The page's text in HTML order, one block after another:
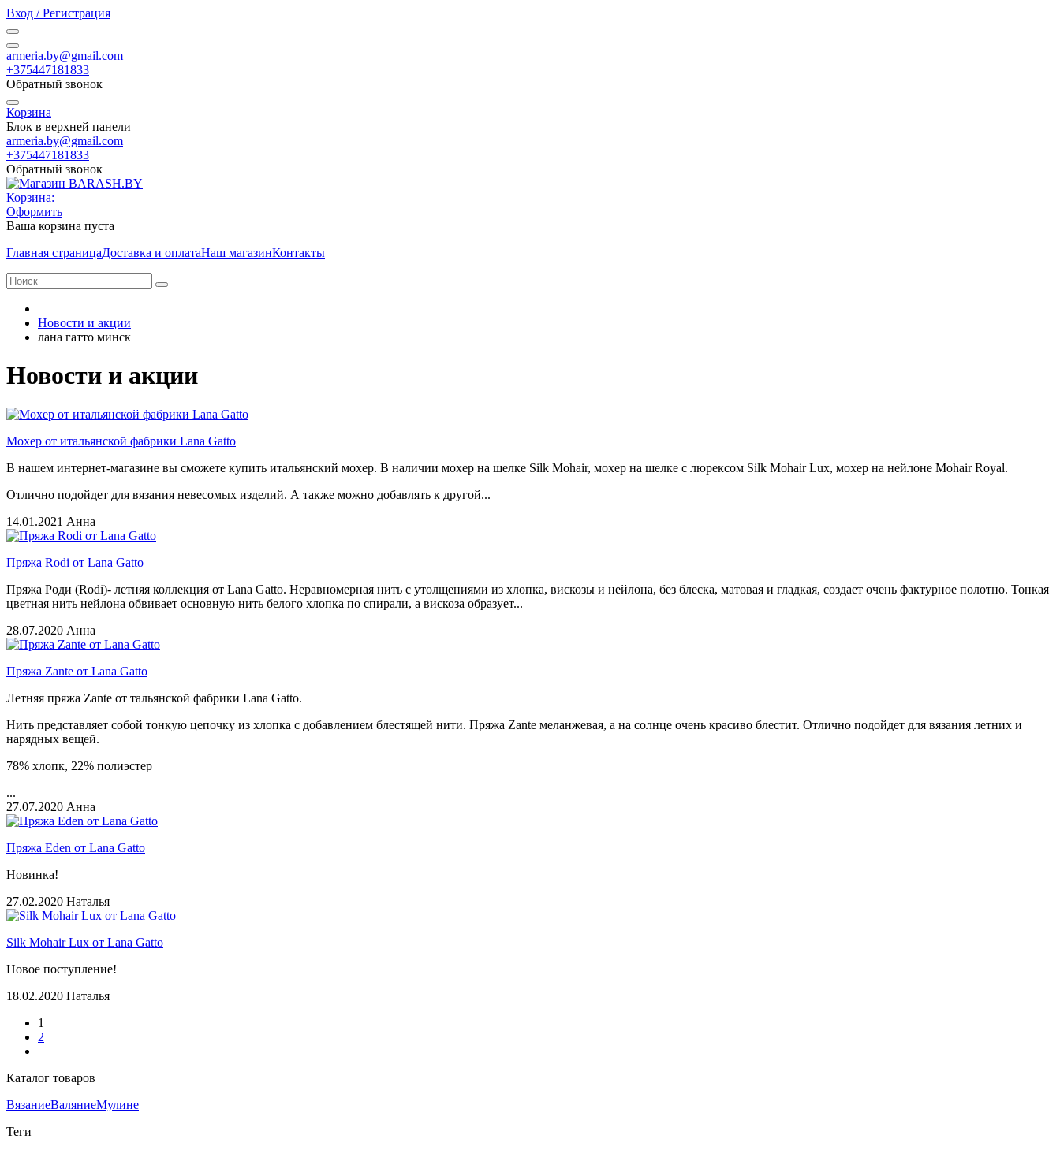
Вход / Регистрация
armeria.by@gmail.com
+375447181833
Обратный звонок
Корзина
Блок в верхней панели
armeria.by@gmail.com
+375447181833
Обратный звонок
Корзина:
Оформить
Ваша корзина пуста
Главная страницаДоставка и оплатаНаш магазинКонтакты
Новости и акции
лана гатто минск
Новости и акции
Мохер от итальянской фабрики Lana Gatto
В нашем интернет-магазине вы сможете купить итальянский мохер. В наличии мохер на шелке Silk Mohair, мохер на шелке с люрексом Silk Mohair Lux, мохер на нейлоне Mohair Royal.
Отлично подойдет для вязания невесомых изделий. А также можно добавлять к другой...
14.01.2021 Анна
Пряжа Rodi от Lana Gatto
Пряжа Роди (Rodi)- летняя коллекция от Lana Gatto. Неравномерная нить с утолщениями из хлопка, вискозы и нейлона, без блеска, матовая и гладкая, создает очень фактурное полотно. Тонкая
цветная нить нейлона обвивает основную нить белого хлопка по спирали, а вискоза образует...
28.07.2020 Анна
Пряжа Zante от Lana Gatto
Летняя пряжа Zante от тальянской фабрики Lana Gatto.
Нить представляет собой тонкую цепочку из хлопка с добавлением блестящей нити. Пряжа Zante меланжевая, а на солнце очень красиво блестит. Отлично подойдет для вязания летних и
нарядных вещей.
78% хлопк, 22% полиэстер
...
27.07.2020 Анна
Пряжа Eden от Lana Gatto
Новинка!
27.02.2020 Наталья
Silk Mohair Lux от Lana Gatto
Новое поступление!
18.02.2020 Наталья
1
2
Каталог товаров
ВязаниеВаляниеМулине
Теги